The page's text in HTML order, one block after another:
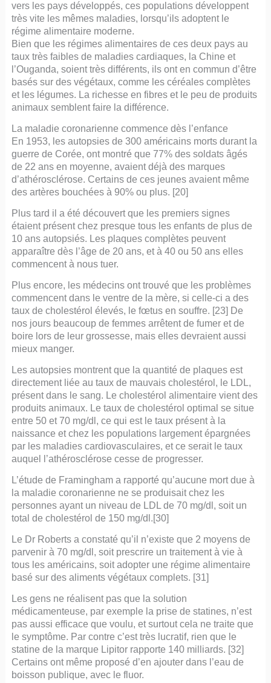
vers les pays développés, ces populations développent
très vite les mêmes maladies, lorsqu’ils adoptent le
régime alimentaire moderne.
Bien que les régimes alimentaires de ces deux pays au
taux très faibles de maladies cardiaques, la Chine et
l’Ouganda, soient très différents, ils ont en commun d’être
basés sur des végétaux, comme les céréales complètes
et les légumes. La richesse en fibres et le peu de produits
animaux semblent faire la différence.
La maladie coronarienne commence dès l’enfance
En 1953, les autopsies de 300 américains morts durant la
guerre de Corée, ont montré que 77% des soldats âgés
de 22 ans en moyenne, avaient déjà des marques
d’athérosclérose. Certains de ces jeunes avaient même
des artères bouchées à 90% ou plus. [20]
Plus tard il a été découvert que les premiers signes
étaient présent chez presque tous les enfants de plus de
10 ans autopsiés. Les plaques complètes peuvent
apparaître dès l’âge de 20 ans, et à 40 ou 50 ans elles
commencent à nous tuer.
Plus encore, les médecins ont trouvé que les problèmes
commencent dans le ventre de la mère, si celle-ci a des
taux de cholestérol élevés, le fœtus en souffre. [23] De
nos jours beaucoup de femmes arrêtent de fumer et de
boire lors de leur grossesse, mais elles devraient aussi
mieux manger.
Les autopsies montrent que la quantité de plaques est
directement liée au taux de mauvais cholestérol, le LDL,
présent dans le sang. Le cholestérol alimentaire vient des
produits animaux. Le taux de cholestérol optimal se situe
entre 50 et 70 mg/dl, ce qui est le taux présent à la
naissance et chez les populations largement épargnées
par les maladies cardiovasculaires, et ce serait le taux
auquel l’athérosclérose cesse de progresser.
L’étude de Framingham a rapporté qu’aucune mort due à
la maladie coronarienne ne se produisait chez les
personnes ayant un niveau de LDL de 70 mg/dl, soit un
total de cholestérol de 150 mg/dl.[30]
Le Dr Roberts a constaté qu’il n’existe que 2 moyens de
parvenir à 70 mg/dl, soit prescrire un traitement à vie à
tous les américains, soit adopter une régime alimentaire
basé sur des aliments végétaux complets. [31]
Les gens ne réalisent pas que la solution
médicamenteuse, par exemple la prise de statines, n’est
pas aussi efficace que voulu, et surtout cela ne traite que
le symptôme. Par contre c’est très lucratif, rien que le
statine de la marque Lipitor rapporte 140 milliards. [32]
Certains ont même proposé d’en ajouter dans l’eau de
boisson publique, avec le fluor.